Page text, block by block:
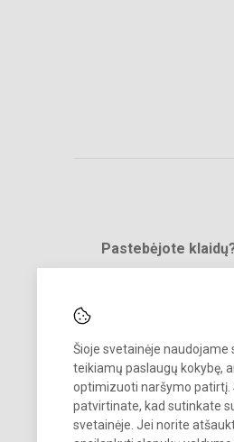
Šioje svetainėje
teikiamų paslaugų kokybę,
optimizuoti naršymo patirtį.
patvirtinate, kad sutinkate
svetainėje. Jei norite
Pastebėjote
© 2023 Kauno „Saulės“